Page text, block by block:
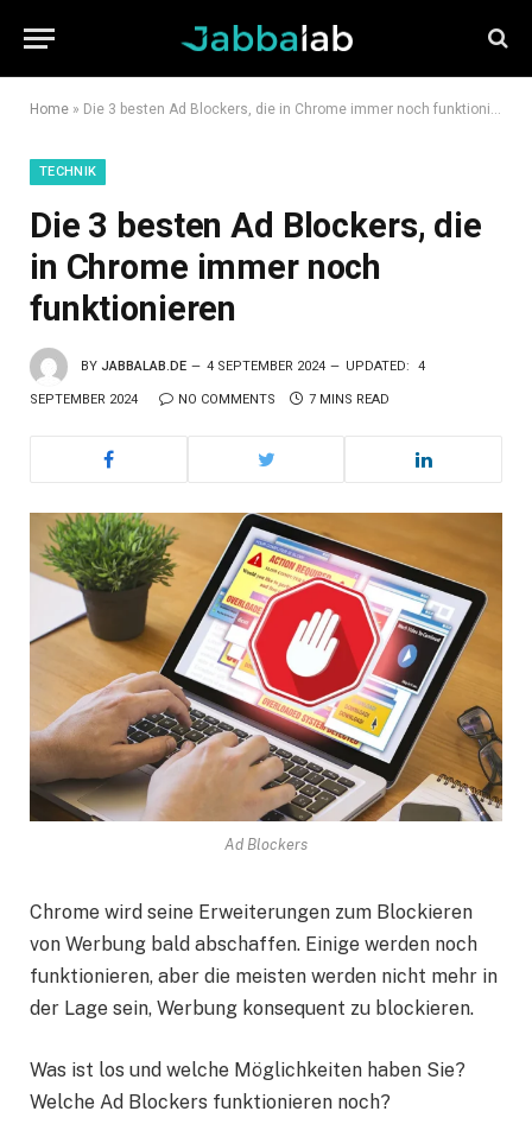
Home » Die 3 besten Ad Blockers, die in Chrome immer noch funktionieren
TECHNIK
Die 3 besten Ad Blockers, die
in Chrome immer noch
funktionieren
BY JABBALAB.DE 4 SEPTEMBER 2024 UPDATED: 4
SEPTEMBER 2024 NO COMMENTS 7 MINS READ
Ad Blockers
Chrome wird seine Erweiterungen zum Blockieren
von Werbung bald abschaffen. Einige werden noch
funktionieren, aber die meisten werden nicht mehr in
der Lage sein, Werbung konsequent zu blockieren.
Was ist los und welche Möglichkeiten haben Sie?
Welche Ad Blockers funktionieren noch?